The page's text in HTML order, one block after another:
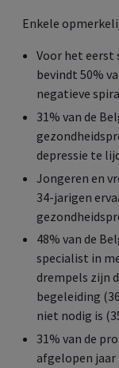
Enkele
Voor het eerst
bevindt 50%
negatieve
31% van de
depressie te
Jongeren en
34-jarigen
48% van de
specialist in
drempels zijn
begeleiding
niet nodig is
31% van de
afgelopen